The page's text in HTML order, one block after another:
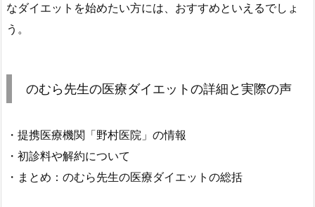
情
初
や
解
約
なダイエットを始めたい方には、おすすめといえるでしょ
う。
のむら先生の医療ダイエットの詳細と実際の声
・提携医療機関「野村医院」の情報
・初診料や解約について
・まとめ：のむら先生の医療ダイエットの総括